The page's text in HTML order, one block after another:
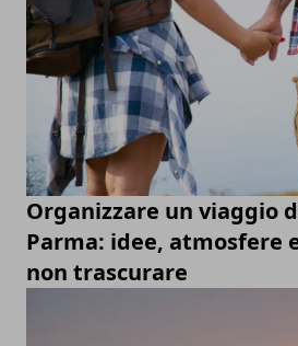
Organizzare un viaggio
Parma: idee, atmosfere
non trascurare